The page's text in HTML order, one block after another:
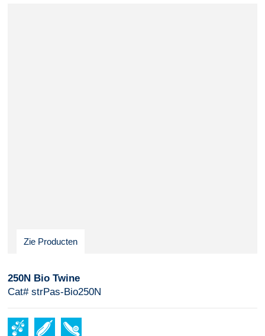
Zie Producten
250N Bio Twine
Cat# strPas-Bio250N